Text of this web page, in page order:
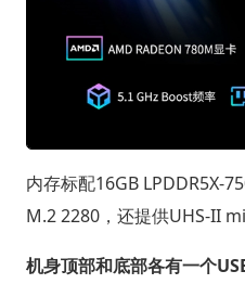
内存标配16GB LPDDR5X-
M.2 2280，还提供UHS-II
机身顶部和底部各有一个